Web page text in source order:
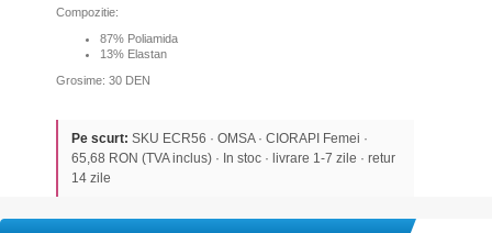
Compozitie:
87% Poliamida
13% Elastan
Grosime: 30 DEN
Pe scurt: SKU ECR56 · OMSA · CIORAPI Femei ·
65,68 RON (TVA inclus) · In stoc · livrare 1-7 zile · retur
14 zile